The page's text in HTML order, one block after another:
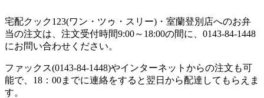
宅配クック123(ワン・ツゥ・スリー)・室蘭登別店へのお弁
当の注文は、注文受付時間9:00～18:00の間に、0143-84-1448
にお問い合わせください。
ファックス(0143-84-1448)やインターネットからの注文も可
能で、18：00までに連絡をすると翌日から配達してもらえま
す。